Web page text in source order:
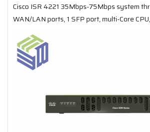
Cisco ISR 4221 35Mbps-75Mbps system
WAN/LAN ports, 1 SFP port, multi-Core